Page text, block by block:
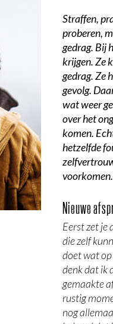
Straffen,
proberen,
gedrag. Bij
krijgen. Ze
gedrag. Ze
gevolg.
wat weer
over het
komen.
hetzelfde
Nieuwe
Eerst zet je
die zelf
doet wat
denk dat ik
gemaakte
rustig
nog